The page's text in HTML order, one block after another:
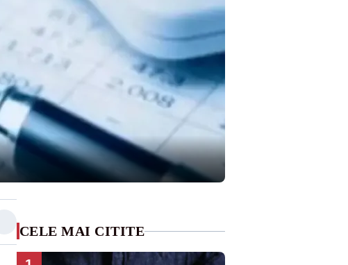
CELE MAI CITITE